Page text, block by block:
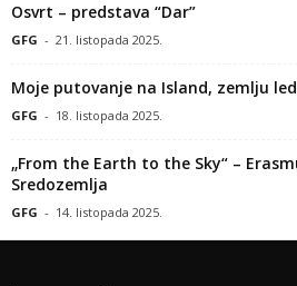
Osvrt – predstava “Dar”
GFG - 21. listopada 2025.
Moje putovanje na Island, zemlju
GFG - 18. listopada 2025.
„From the Earth to the Sky“ –
Sredozemlja
GFG - 14. listopada 2025.